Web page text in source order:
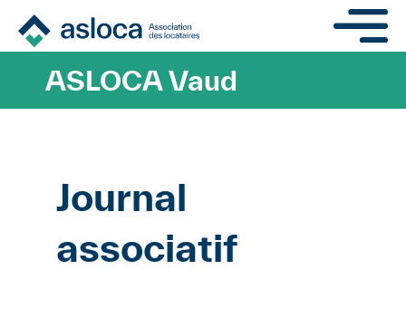
Aller au contenu
ASLOCA Vaud
Journal
associatif